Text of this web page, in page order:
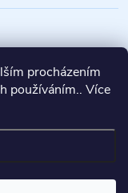
procházením
používáním.. Více
práva vyhrazena.